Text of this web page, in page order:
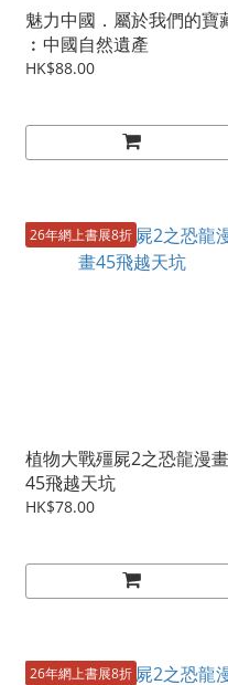
魅力中國．屬於我們的寶
︰中國自然遺產
HK$88.00
26年網上書展8折
植物大戰殭屍2之恐龍漫畫
45飛越天坑
HK$78.00
26年網上書展8折